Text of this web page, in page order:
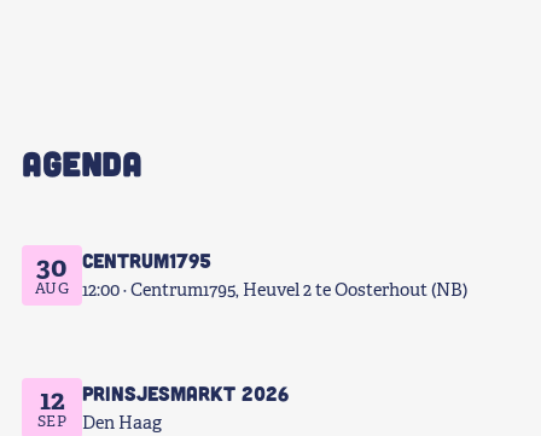
AGENDA
30
AUG
Centrum1795
12:00 Centrum1795, Heuvel 2 te Oosterhout (NB)
12
SEP
Prinsjesmarkt 2026
Den Haag